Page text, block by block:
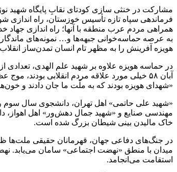
مشارکت در خنثی سازی کودتای نقابِ پایگاه شهید
همراهی مردم عرب منطقه با آنها؛ راه اندازی
هویزه آفرینش را به مظهر تام انسان تمدن‌ساز
آبان ۵۸ خیلی مورد علاقه مردم انقلابی
«شهدای هویزه بودند که به ملّت ما جان دادند و
مهندسی صنایع و «شهید جمال دهش‌ور» اهل اهواز،
خاک مالیدن بینی شیطان بزرگ شده است.
در جنگ‌های دفاعی جهان، قهرمانان حقیقی ملت‌ها
میدان با منطق «نهضت اجتماعی» سامان می‌یابد.
استقامت می‌انجامد.